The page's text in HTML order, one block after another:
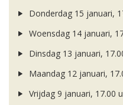
Donderdag 15 januari,
Woensdag 14 januari,
Dinsdag 13 januari,
Maandag 12 januari,
Vrijdag 9 januari, 17.00